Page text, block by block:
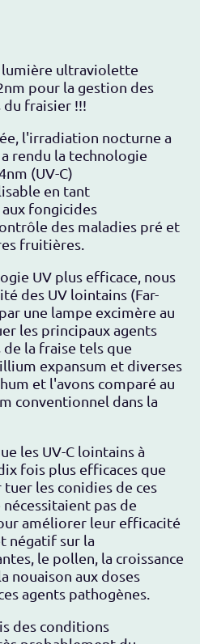
ultraviolette
pour la gestion des
fraisier !!!
l'irradiation nocturne a
rendu la technologie
(UV-C)
en tant
fongicides
des maladies pré et
fruitières.
UV plus efficace, nous
des UV lointains (Far-
une lampe excimère au
les principaux agents
la fraise tels que
expansum et diverses
et l'avons comparé au
conventionnel dans la
les UV-C lointains à
fois plus efficaces que
tuer les conidies de ces
pas de
améliorer leur efficacité
négatif sur la
le pollen, la croissance
nouaison aux doses
agents pathogènes.
des conditions